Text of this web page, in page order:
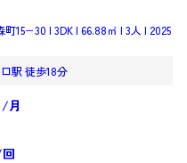
15−30 | 3DK | 66.88㎡ | 3人 | 2025
駅 徒歩18分
月